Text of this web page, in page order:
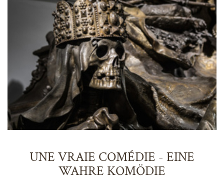
UNE VRAIE COMÉDIE - EINE
WAHRE KOMÖDIE